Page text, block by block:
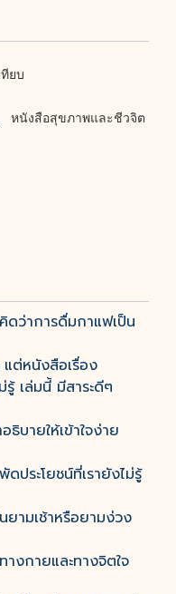
ทียบ
หนังสือสุขภาพและชีวจิต
ดว่าการดื่มกาแฟเป็น
แต่หนังสือเรื่อง
เล่มนี้ มีสาระดีๆ
บายให้เข้าใจง่าย
ระโยชน์ที่เรายังไม่รู้
ามเช้าหรือยามง่วง
งกายและทางจิตใจ